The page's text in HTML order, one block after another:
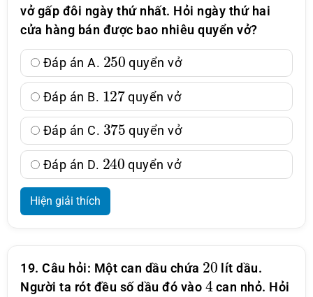
vở gấp đôi ngày thứ nhất. Hỏi ngày thứ hai
cửa hàng bán được bao nhiêu quyển vở?
Đáp án A.
250
quyển vở
Đáp án B.
127
quyển vở
Đáp án C.
375
quyển vở
Đáp án D.
240
quyển vở
Hiện giải thích
19. Câu hỏi: Một can dầu chứa
20
lít dầu.
Người ta rót đều số dầu đó vào
4
can nhỏ. Hỏi